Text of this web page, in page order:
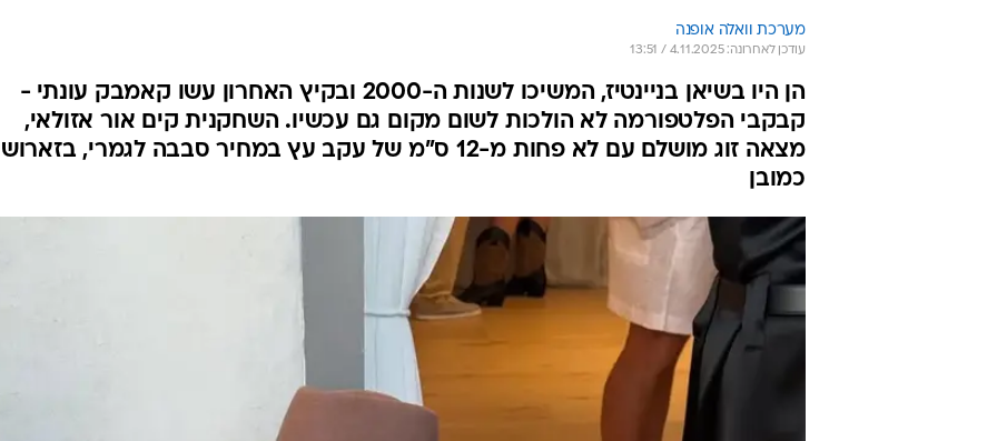
שמלות כלה
אג'נדה
דוגמנית
מערכת וואלה אופנה
עודכן לאחרונה: 4.11.2025 / 13:51
הן היו בשיאן בניינטיז, המשיכו לשנות ה-2000 ובקיץ האחרון עשו קאמבק עונתי -
קבקבי הפלטפורמה לא הולכות לשום מקום גם עכשיו. השחקנית קים אור אזולאי,
מצאה זוג מושלם עם לא פחות מ-12 ס"מ של עקב עץ במחיר סבבה לגמרי, בזארוש
כמובן